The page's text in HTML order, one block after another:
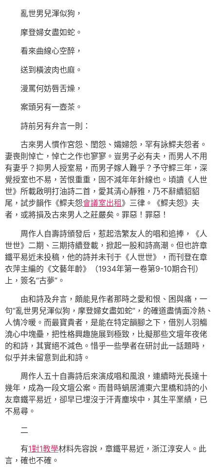
亂世男兒渾似狗，
摩登婦女盡如蛇。
看來曲線心空醉，
送到橫波肉也麻。
漫罵何妨唇舌燥，
案頭另有一壺茶。
詩前另有弁言一則：
古來男人慣作宮怨、閨怨、孀婦怨，罕有詠鰥夫怨者。
妻喪則悼亡，悼亡之作也寥寥。豈男子必有夫，而男人不用
有妻乎？抑男人授室易，而男子嫁人難乎？予守鰥三年，深
覺授室也不易，苦恨重重，固不減年年針線也。頃讀《人世
世》所載啟明打油詩二首，愛其清心靜雅，乃不辭續貂貂
尾，試步韻作《鰥夫怨會議室出租》三律。《鰥夫怨》夫
者，或將損及古來男人之莊嚴矣。罪惡！罪惡！
周作人自壽詩頒發后，惹起浩繁友人的唱和追捧，《人
世世》二期、三期持續登載，掀起一股和詩高潮。但也許章
鐵平易近未投稿，他的詩并未刊于《人世世》，而刊登在章
衣萍主編的《文藝年齡》（1934年第一卷第9-10期合刊）
上，簽名“古夢”。
由和詩及弁言，頗能見作者那時之愛和恨、困與痛，一
句“亂世男兒渾似狗，摩登婦女盡如蛇”，的確道盡情面冷熱、
人情冷暖。而最寶貴者，是能在特定韻腳之下，借別人羽觴
澆心中塊壘，把性格興趣施展到極致，比擬那些文壇年夜佬
的和詩，其實絕不減色。惜乎一些學者在研討此一話題時，
似乎并未留意到此和詩。
周作人五十自壽詩后來演成唱和風浪，連續時光長達十
幾年，成為一段文壇公案。而昔時蝸居浦東六里橋和詩的小
友章鐵平易近，卻早已埋沒于汗青塵埃中，其生平業績，已
不易尋。
二
有1對1教學材料先容說，章鐵平易近，浙江淳安人。此
言，確也不確。